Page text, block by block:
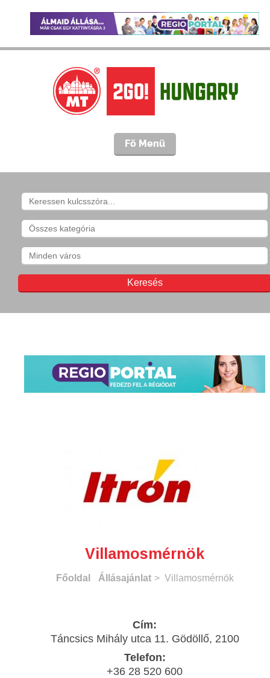
Fö Menü
Villamosmérnök
Főoldal Állásajánlat > Villamosmérnök
Cím:
Táncsics Mihály utca 11. Gödöllő, 2100
Telefon:
+36 28 520 600